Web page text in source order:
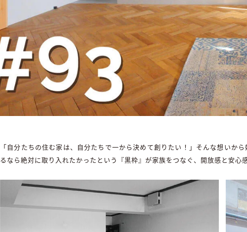
「自分たちの住む家は、自分たちで一から決めて創りたい！」そんな想いか
るなら絶対に取り入れたかったという『黒枠』が家族をつなぐ、開放感と安心